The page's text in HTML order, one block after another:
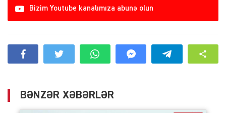
Bizim Youtube kanalımıza abunə olun
BƏNZƏR XƏBƏRLƏR